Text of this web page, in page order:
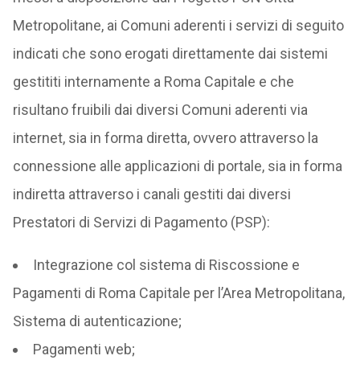
Metropolitane, ai Comuni aderenti i servizi di seguito
indicati che sono erogati direttamente dai sistemi
gestititi internamente a Roma Capitale e che
risultano fruibili dai diversi Comuni aderenti via
internet, sia in forma diretta, ovvero attraverso la
connessione alle applicazioni di portale, sia in forma
indiretta attraverso i canali gestiti dai diversi
Prestatori di Servizi di Pagamento (PSP):
Integrazione col sistema di Riscossione e
Pagamenti di Roma Capitale per l’Area Metropolitana,
Sistema di autenticazione;
Pagamenti web;